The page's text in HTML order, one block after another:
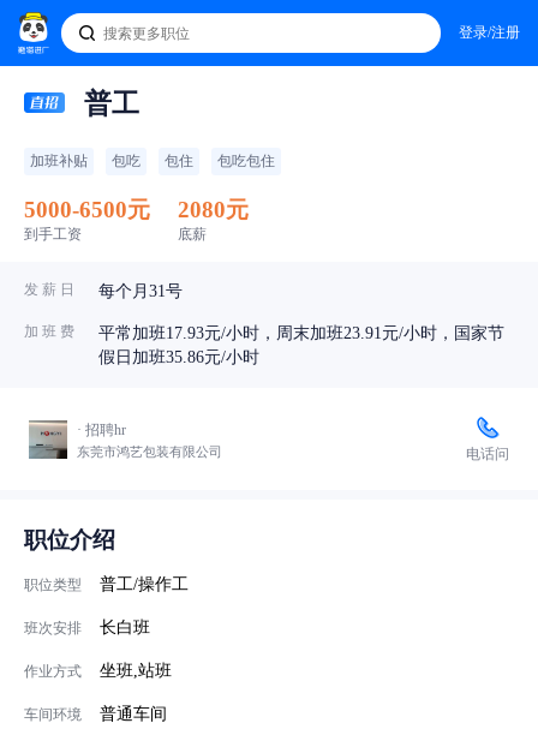
登录/注册
普工
加班补贴 包吃 包住 包吃包住
5000-6500元
到手工资
2080元
底薪
发 薪 日 每个月31号
加 班 费
平常加班17.93元/小时，周末加班23.91元/小时，国家节
假日加班35.86元/小时
· 招聘hr
东莞市鸿艺包装有限公司 电话问
职位介绍
职位类型 普工/操作工
班次安排 长白班
作业方式 坐班,站班
车间环境 普通车间